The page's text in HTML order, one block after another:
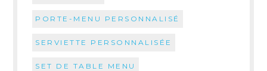
PORTE-MENU PERSONNALISÉ
SERVIETTE PERSONNALISÉE
SET DE TABLE MENU